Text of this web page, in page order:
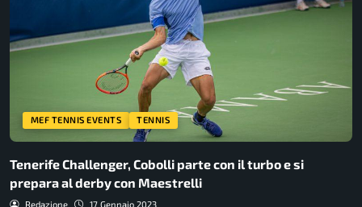
MEF TENNIS EVENTS TENNIS
Tenerife Challenger, Cobolli parte con il turbo e si
prepara al derby con Maestrelli
Redazione 17 Gennaio 2023